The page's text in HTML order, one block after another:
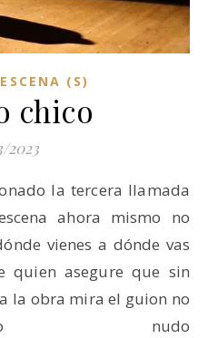
ESCENA (S)
chico
2023
ahora mismo no
vienes a dónde vas
quien asegure que sin
la obra mira el guion no
nudo